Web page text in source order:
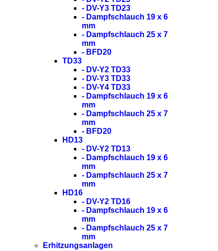
- DV-Y3 TD23
- Dampfschlauch 19 x 6
mm
- Dampfschlauch 25 x 7
mm
- BFD20
TD33
- DV-Y2 TD33
- DV-Y3 TD33
- DV-Y4 TD33
- Dampfschlauch 19 x 6
mm
- Dampfschlauch 25 x 7
mm
- BFD20
HD13
- DV-Y2 TD13
- Dampfschlauch 19 x 6
mm
- Dampfschlauch 25 x 7
mm
HD16
- DV-Y2 TD16
- Dampfschlauch 19 x 6
mm
- Dampfschlauch 25 x 7
mm
Erhitzungsanlagen